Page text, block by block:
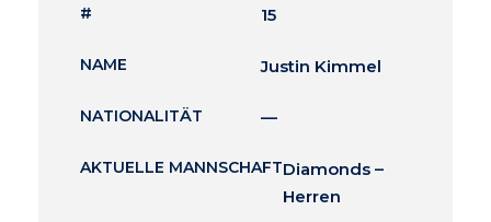
# 15
NAME Justin Kimmel
NATIONALITÄT —
AKTUELLE MANNSCHAFTDiamonds –
Herren